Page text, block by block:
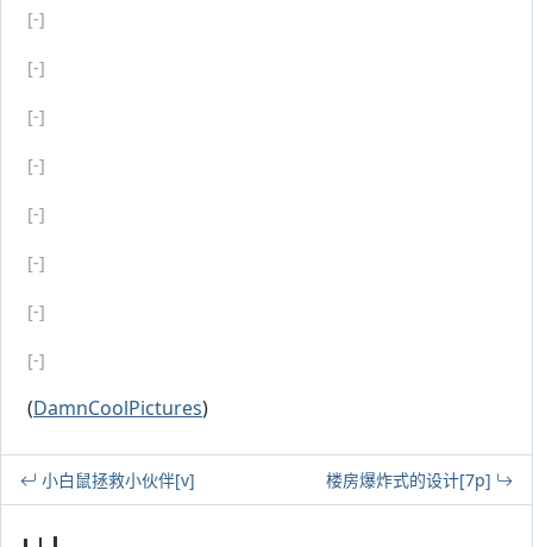
[-]
[-]
[-]
[-]
[-]
[-]
[-]
[-]
(DamnCoolPictures)
小白鼠拯救小伙伴[v] 楼房爆炸式的设计[7p]